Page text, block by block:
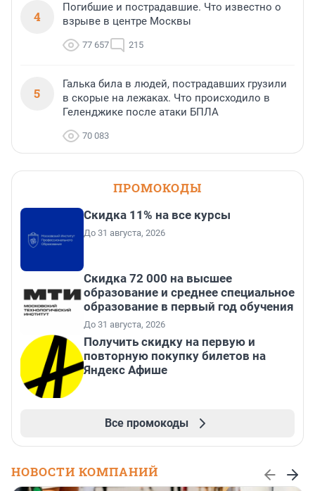
4
Погибшие и пострадавшие. Что известно о
взрыве в центре Москвы
77 657 215
5
Галька била в людей, пострадавших грузили
в скорые на лежаках. Что происходило в
Геленджике после атаки БПЛА
70 083
ПРОМОКОДЫ
Скидка 11% на все курсы
До 31 августа, 2026
Скидка 72 000 на высшее
образование и среднее специальное
образование в первый год обучения
До 31 августа, 2026
Получить скидку на первую и
повторную покупку билетов на
Яндекс Афише
Все промокоды
НОВОСТИ КОМПАНИЙ